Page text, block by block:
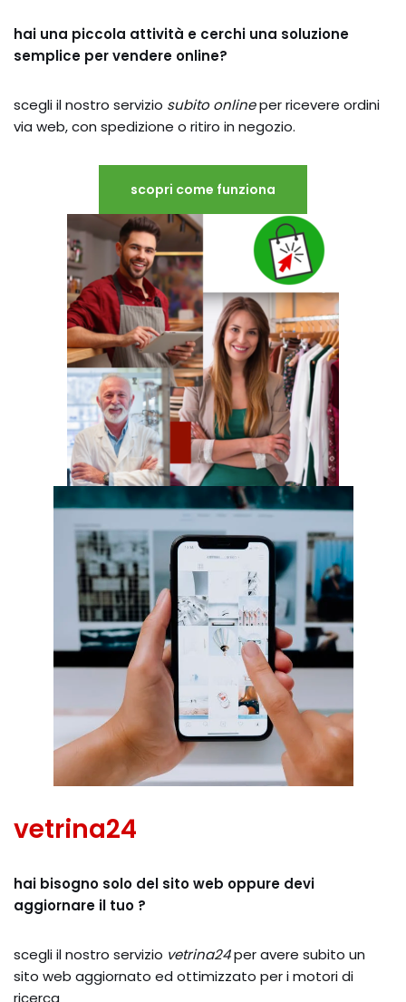
hai una piccola attività e cerchi una soluzione
semplice per vendere online?
scegli il nostro servizio subito onlineper ricevere ordini
via web, con spedizione o ritiro in negozio.
scopri come funziona
vetrina24
hai bisogno solo del sito web oppure devi
aggiornare il tuo ?
scegli il nostro servizio vetrina24per avere subito un
sito web aggiornato ed ottimizzato per i motori di
ricerca